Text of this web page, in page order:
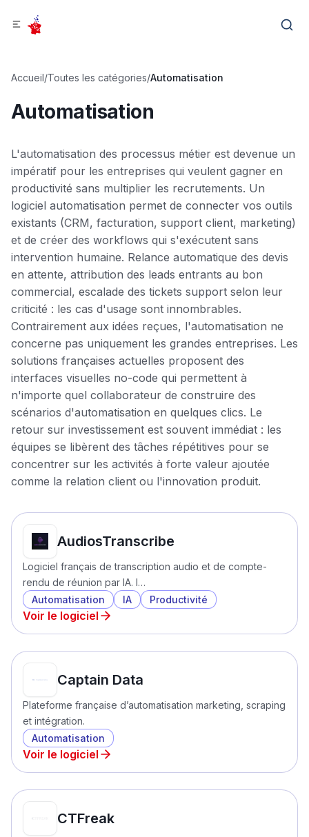
Accueil/Toutes les catégories/Automatisation
Automatisation
L'automatisation des processus métier est devenue un
impératif pour les entreprises qui veulent gagner en
productivité sans multiplier les recrutements. Un
logiciel automatisation permet de connecter vos outils
existants (CRM, facturation, support client, marketing)
et de créer des workflows qui s'exécutent sans
intervention humaine. Relance automatique des devis
en attente, attribution des leads entrants au bon
commercial, escalade des tickets support selon leur
criticité : les cas d'usage sont innombrables.
Contrairement aux idées reçues, l'automatisation ne
concerne pas uniquement les grandes entreprises. Les
solutions françaises actuelles proposent des
interfaces visuelles no-code qui permettent à
n'importe quel collaborateur de construire des
scénarios d'automatisation en quelques clics. Le
retour sur investissement est souvent immédiat : les
équipes se libèrent des tâches répétitives pour se
concentrer sur les activités à forte valeur ajoutée
comme la relation client ou l'innovation produit.
AudiosTranscribe
Logiciel français de transcription audio et de compte-
rendu de réunion par IA. I…
Automatisation
IA Productivité
Voir le logiciel
Captain Data
Plateforme française d’automatisation marketing, scraping
et intégration.
Automatisation
Voir le logiciel
CTFreak